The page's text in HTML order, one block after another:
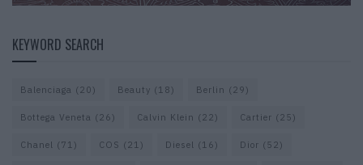
KEYWORD SEARCH
Balenciaga (20) Beauty (18) Berlin (29)
Bottega Veneta (26) Calvin Klein (22) Cartier (25)
Chanel (71) COS (21) Diesel (16) Dior (52)